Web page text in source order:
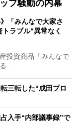
プ騒動の内幕
「みんなで大家さ
ラブル“異常なく
投資商品「みんなで
…
三転した“成田プロ
入手“内部議事録”で